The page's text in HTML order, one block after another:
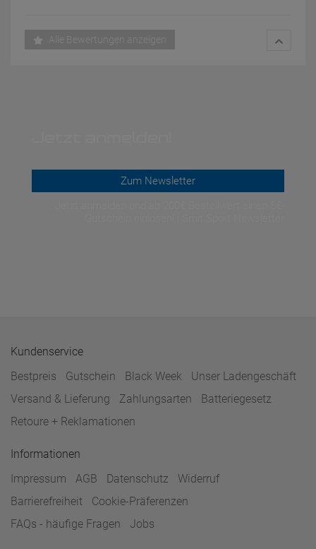
Alle Bewertungen anzeigen
Zum Newsletter
Kundenservice
Bestpreis
Gutschein Black Week
Unser Ladengeschäft
Versand & Lieferung
Zahlungsarten
Batteriegesetz
Retoure + Reklamationen
Informationen
Impressum
AGB Datenschutz
Widerruf
Barrierefreiheit
Cookie-Präferenzen
FAQs - häufige Fragen
Jobs